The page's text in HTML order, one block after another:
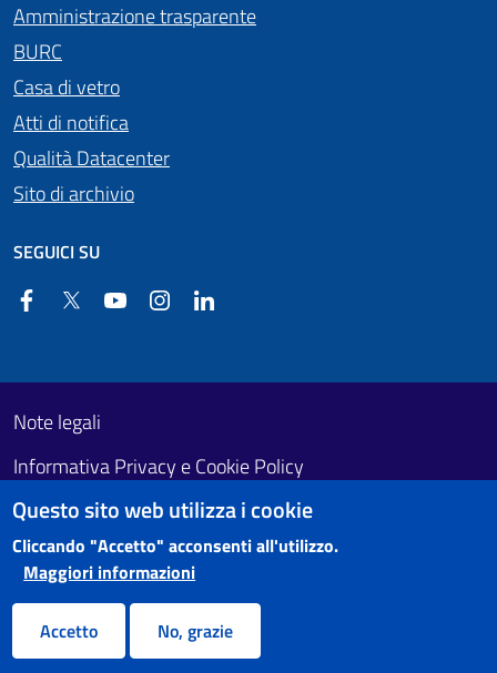
Amministrazione trasparente
BURC
Casa di vetro
Atti di notifica
Qualità Datacenter
Sito di archivio
SEGUICI SU
FacebookTwitter YouTube Instagram
Footer First
Useful links section
Note legali
Informativa Privacy e Cookie Policy
Obiettivi di accessibilità
Questo sito web utilizza i cookie
Cliccando "Accetto" acconsenti all'utilizzo.
Maggiori informazioni
Accetto No, grazie